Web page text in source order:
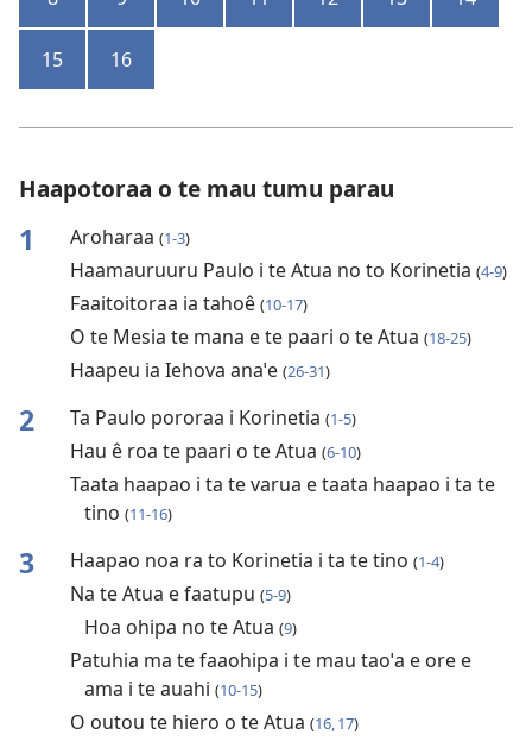
15 16
Haapotoraa o te mau tumu parau
1 Aroharaa (1-3)
Haamauruuru Paulo i te Atua no to Korinetia (4-9)
Faaitoitoraa ia tahoê (10-17)
O te Mesia te mana e te paari o te Atua (18-25)
Haapeu ia Iehova anaˈe (26-31)
2 Ta Paulo pororaa i Korinetia (1-5)
Hau ê roa te paari o te Atua (6-10)
Taata haapao i ta te varua e taata haapao i ta te
tino (11-16)
3 Haapao noa ra to Korinetia i ta te tino (1-4)
Na te Atua e faatupu (5-9)
Hoa ohipa no te Atua (9)
Patuhia ma te faaohipa i te mau taoˈa e ore e
ama i te auahi (10-15)
O outou te hiero o te Atua (16, 17)